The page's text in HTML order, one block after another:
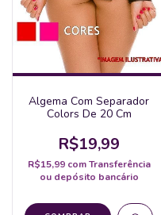
Algema Com Separador
Colors De 20 Cm
R$19,99
R$15,99 com Transferência
ou depósito bancário